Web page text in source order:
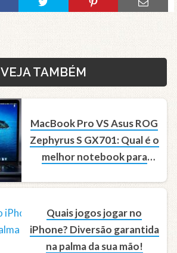
VEJA TAMBÉM
MacBook Pro VS Asus ROG
Zephyrus S GX701: Qual é o
melhor notebook para
Quais jogos jogar no
iPhone? Diversão garantida
na palma da sua mão!